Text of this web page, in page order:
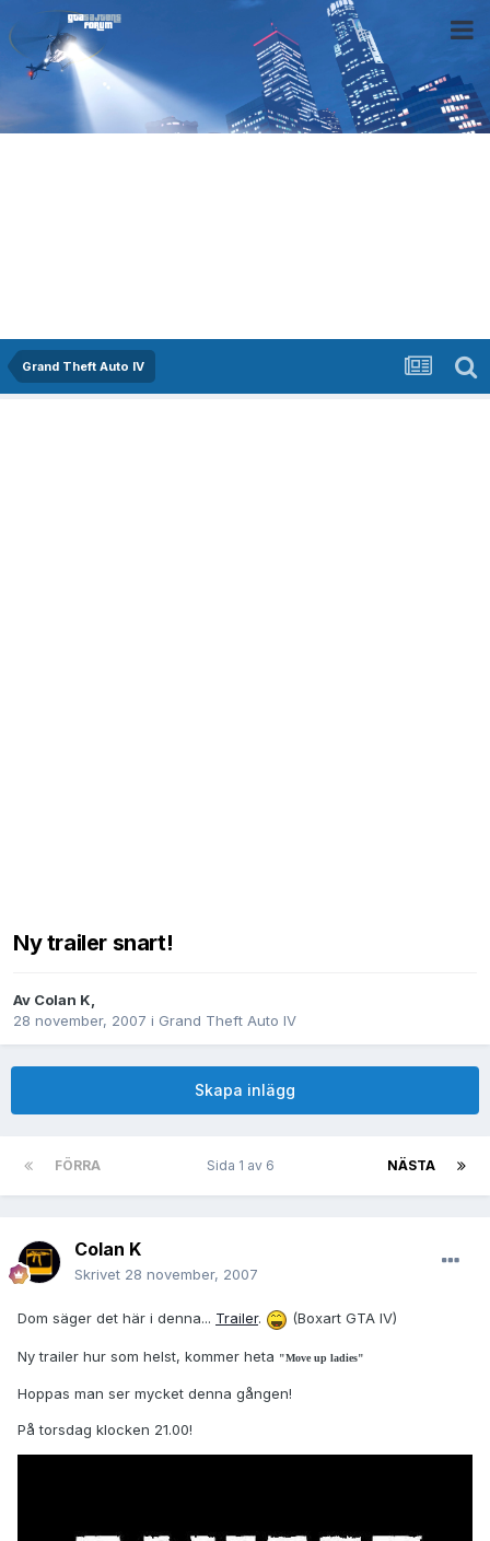
Grand Theft Auto IV
Ny trailer snart!
Av Colan K,
28 november, 2007 i Grand Theft Auto IV
Skapa inlägg
FÖRRA NÄSTA
Sida 1 av 6
Colan K
Skrivet 28 november, 2007
Dom säger det här i denna... Trailer. (Boxart GTA IV)
Ny trailer hur som helst, kommer heta "Move up ladies"
Hoppas man ser mycket denna gången!
På torsdag klocken 21.00!